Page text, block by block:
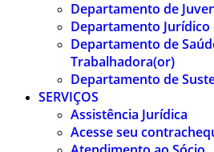
Departamento de
Departamento
Departamento de
Trabalhadora(or)
Departamento de
SERVIÇOS
Assistência Jurídica
Acesse seu